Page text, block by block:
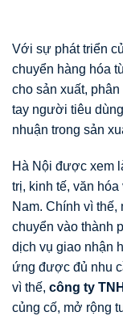
Với sự phát triển
chuyển hàng hóa
cho sản xuất,
tay người tiêu
nhuận trong sản
Hà Nội được xem
trị, kinh tế, văn
Nam. Chính vì
chuyển vào thành
dịch vụ giao nhận
ứng được đủ nhu
vì thế, công ty
củng cố, mở rộng